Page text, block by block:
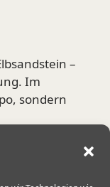
–
Im
sondern